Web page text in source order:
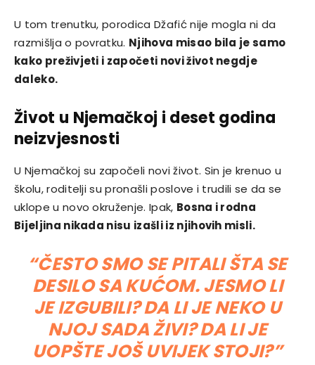
U tom trenutku, porodica Džafić nije mogla ni da
razmišlja o povratku. Njihova misao bila je samo
kako preživjeti i započeti novi život negdje
daleko.
Život u Njemačkoj i deset godina
neizvjesnosti
U Njemačkoj su započeli novi život. Sin je krenuo u
školu, roditelji su pronašli poslove i trudili se da se
uklope u novo okruženje. Ipak, Bosna i rodna
Bijeljina nikada nisu izašli iz njihovih misli.
“ČESTO SMO SE PITALI ŠTA SE
DESILO SA KUĆOM. JESMO LI
JE IZGUBILI? DA LI JE NEKO U
NJOJ SADA ŽIVI? DA LI JE
UOPŠTE JOŠ UVIJEK STOJI?”